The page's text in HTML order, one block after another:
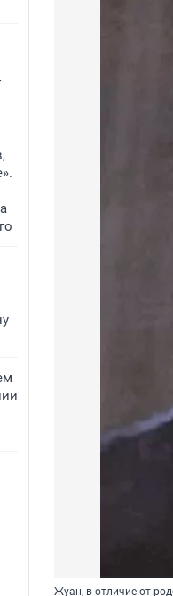
Жуан, в отличие от